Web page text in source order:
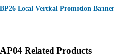
BP26 Local Vertical Promotion Banner
AP04 Related Products